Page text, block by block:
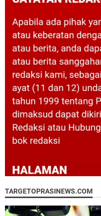
TARGETOPRASINEWS.COM